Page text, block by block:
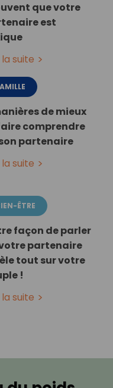
que votre
est
la suite
de mieux
comprendre
partenaire
la suite
ÊTRE
façon de parler
partenaire
tout sur votre
!
la suite